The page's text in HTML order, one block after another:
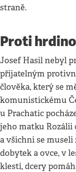
straně.
Proti
Josef Hasil nebyl
přijatelným
člověka, který se
komunistickému
u Prachatic
jeho matku Rozálii
a všichni se
dobytek a ovce, v
klestí, dcery